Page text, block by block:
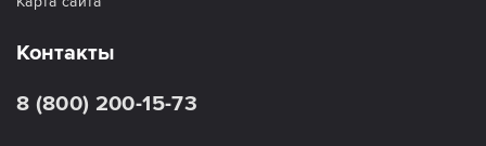
Контакты
8 (800) 200-15-73